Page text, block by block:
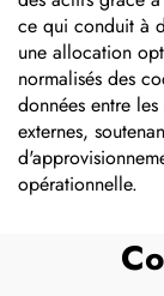
ce qui conduit à
une allocation
normalisés des
données entre
externes,
opérationnelle.